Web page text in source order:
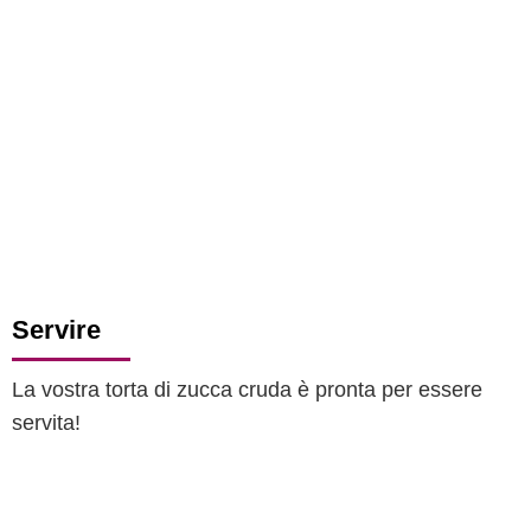
Servire
La vostra torta di zucca cruda è pronta per essere
servita!